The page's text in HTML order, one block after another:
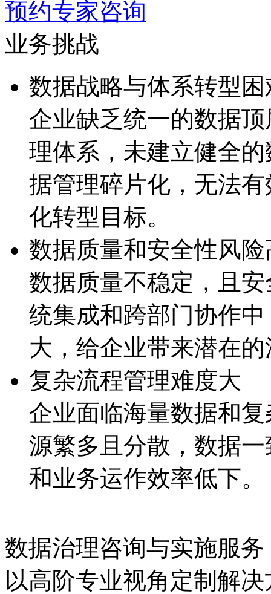
预约专家咨询
业务挑战
数据战略与体系转型困
企业缺乏统一的数据
理体系，未建立健全
据管理碎片化，无
化转型目标。
数据质量和安全性风险
数据质量不稳定，且
统集成和跨部门协作中
大，给企业带来潜在
复杂流程管理难度大
企业面临海量数据和复
源繁多且分散，数据
和业务运作效率低下。
数据治理咨询与实施服务
以高阶专业视角定制解决方